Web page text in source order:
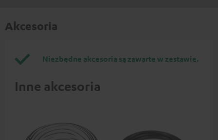
Akcesoria
Niezbędne akcesoria są zawarte w zestawie.
Inne akcesoria